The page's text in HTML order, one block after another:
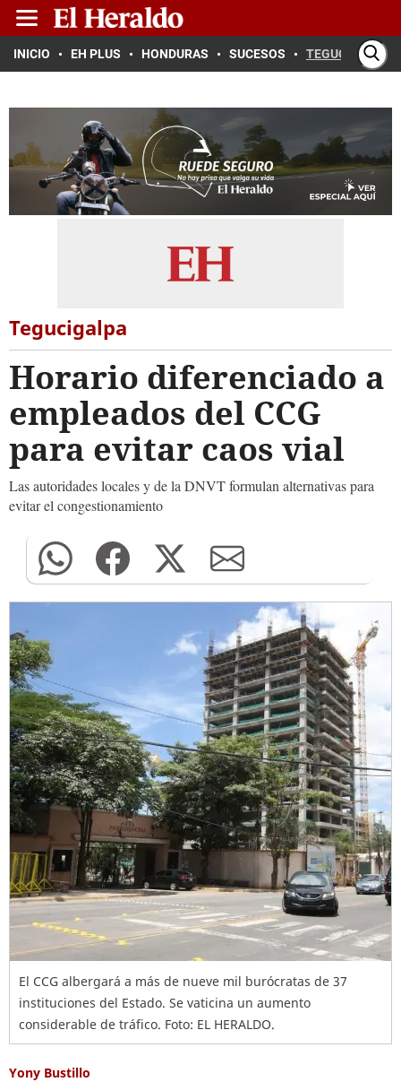
INICIO EH PLUS HONDURAS SUCESOS TEGUCIGALPA
Tegucigalpa
Horario diferenciado a
empleados del CCG
para evitar caos vial
Las autoridades locales y de la DNVT formulan alternativas para
evitar el congestionamiento
El CCG albergará a más de nueve mil burócratas de 37
instituciones del Estado. Se vaticina un aumento
considerable de tráfico. Foto: EL HERALDO.
Yony Bustillo